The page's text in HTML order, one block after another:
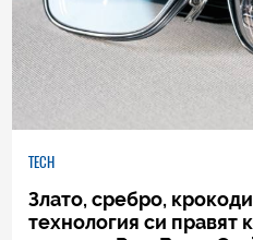
TECH
Злато, сребро,
технология си правят